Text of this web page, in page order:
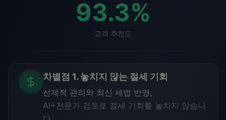
93.3%
고객 추천도
차별점 1. 놓치지 않는 절세 기회
선제적 관리와 최신 세법 반영,
AI+전문가 검토로 절세 기회를 놓치지 않습니